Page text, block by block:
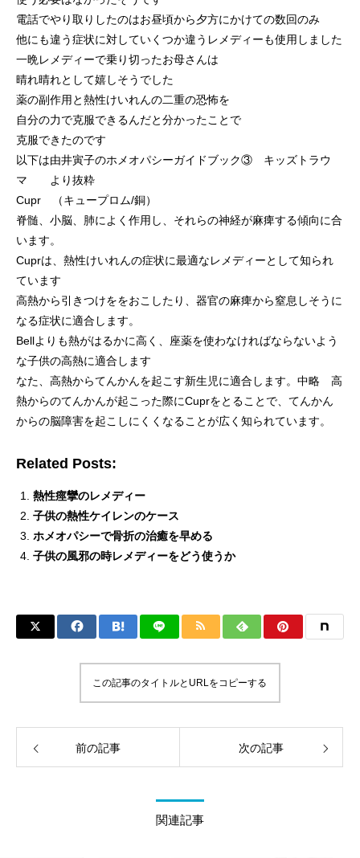
電話でやり取りしたのはお昼頃から夕方にかけての数回のみ
他にも違う症状に対していくつか違うレメディーも使用しました
一晩レメディーで乗り切ったお母さんは
晴れ晴れとして嬉しそうでした
薬の副作用と熱性けいれんの二重の恐怖を
自分の力で克服できるんだと分かったことで
克服できたのです
以下は由井寅子のホメオパシーガイドブック③ キッズトラウ
マ より抜粋
Cupr （キュープロム/銅）
脊髄、小脳、肺によく作用し、それらの神経が麻痺する傾向に合
います。
Cuprは、熱性けいれんの症状に最適なレメディーとして知られ
ています
高熱から引きつけををおこしたり、器官の麻痺から窒息しそうに
なる症状に適合します。
Bellよりも熱がはるかに高く、座薬を使わなければならないよう
な子供の高熱に適合します
なた、高熱からてんかんを起こす新生児に適合します。中略 高
熱からのてんかんが起こった際にCuprをとることで、てんかん
からの脳障害を起こしにくくなることが広く知られています。
Related Posts:
熱性痙攣のレメディー
子供の熱性ケイレンのケース
ホメオパシーで骨折の治癒を早める
子供の風邪の時レメディーをどう使うか
この記事のタイトルとURLをコピーする
前の記事 次の記事
関連記事